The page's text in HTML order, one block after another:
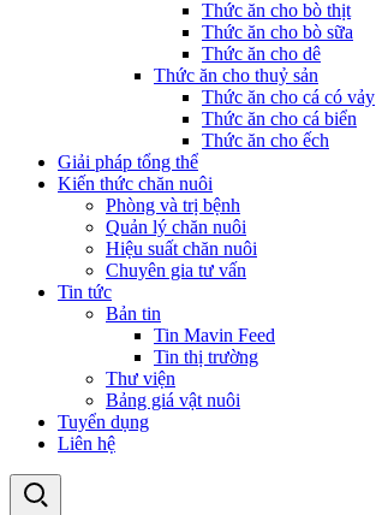
Thức ăn cho bò thịt
Thức ăn cho bò sữa
Thức ăn cho dê
Thức ăn cho thuỷ sản
Thức ăn cho cá có vảy
Thức ăn cho cá biển
Thức ăn cho ếch
Giải pháp tổng thể
Kiến thức chăn nuôi
Phòng và trị bệnh
Quản lý chăn nuôi
Hiệu suất chăn nuôi
Chuyên gia tư vấn
Tin tức
Bản tin
Tin Mavin Feed
Tin thị trường
Thư viện
Bảng giá vật nuôi
Tuyển dụng
Liên hệ